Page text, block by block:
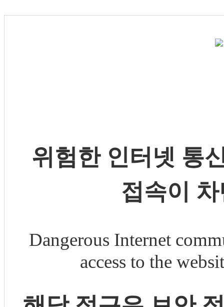
위험한 인터넷 통
접속이
Dangerous Internet
access to the